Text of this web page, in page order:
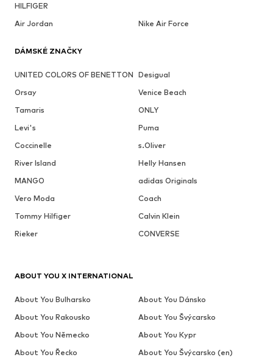
HILFIGER
Air Jordan Nike Air Force
DÁMSKÉ ZNAČKY
UNITED COLORS OF BENETTON Desigual
Orsay
Venice Beach
Tamaris
ONLY
Levi's
Puma
Coccinelle
s.Oliver
River Island
Helly Hansen
MANGO
adidas Originals
Vero Moda
Coach
Tommy Hilfiger
Calvin Klein
Rieker
CONVERSE
ABOUT YOU X INTERNATIONAL
About You Bulharsko
About You Dánsko
About You Rakousko
About You Švýcarsko
About You Německo
About You Kypr
About You Řecko
About You Švýcarsko (en)